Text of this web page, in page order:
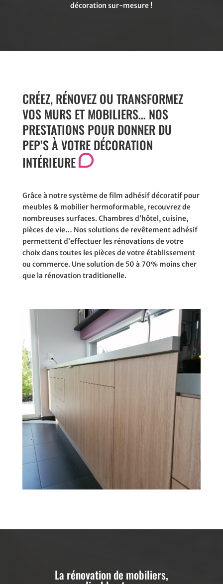
décoration sur-mesure !
CRÉEZ, RÉNOVEZ OU TRANSFORMEZ
VOS MURS ET MOBILIERS… NOS
PRESTATIONS POUR DONNER DU
PEP’S À VOTRE DÉCORATION
INTÉRIEURE
Grâce à notre système de film adhésif décoratif pour
meubles & mobilier hermoformable, recouvrez de
nombreuses surfaces. Chambres d’hôtel, cuisine,
pièces de vie… Nos solutions de revêtementadhésif
permettent d’effectuer les rénovations de votre
choix dans toutes les piècesde votre établissement
ou commerce. Une solution de 50 à 70% moins cher
que la rénovation traditionelle.
La rénovation de mobiliers,